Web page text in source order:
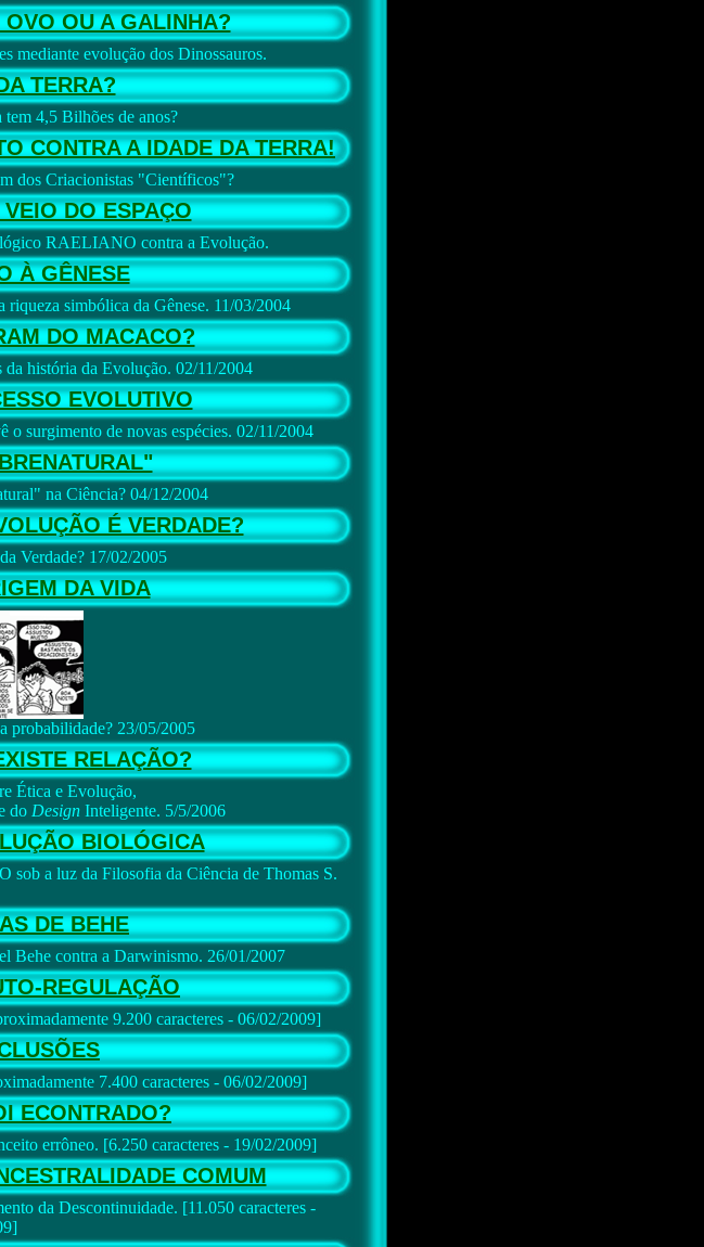
OU A GALINHA?
mediante evolução dos Dinossauros.
TERRA?
tem 4,5 Bilhões de anos?
CONTRA A IDADE DA TERRA!
dos Criacionistas "Científicos"?
DO ESPAÇO
RAELIANO contra a Evolução.
À GÊNESE
riqueza simbólica da Gênese. 11/03/2004
DO MACACO?
da história da Evolução. 02/11/2004
EVOLUTIVO
surgimento de novas espécies. 02/11/2004
na Ciência? 04/12/2004
É VERDADE?
Verdade? 17/02/2005
DA VIDA
probabilidade? 23/05/2005
RELAÇÃO?
Ética e Evolução,
do DesignInteligente. 5/5/2006
BIOLÓGICA
a luz da Filosofia da Ciência de Thomas S.
DE BEHE
Behe contra a Darwinismo. 26/01/2007
REGULAÇÃO
9.200 caracteres - 06/02/2009]
7.400 caracteres - 06/02/2009]
ECONTRADO?
errôneo. [6.250 caracteres - 19/02/2009]
COMUM
da Descontinuidade. [11.050 caracteres -